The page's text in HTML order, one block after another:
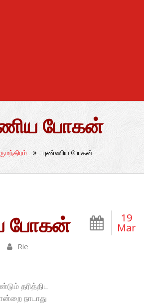
போகன்
» புண்ணிய போகன்
19
Mar
போகன்
Rie
தரித்திட
நாடாது